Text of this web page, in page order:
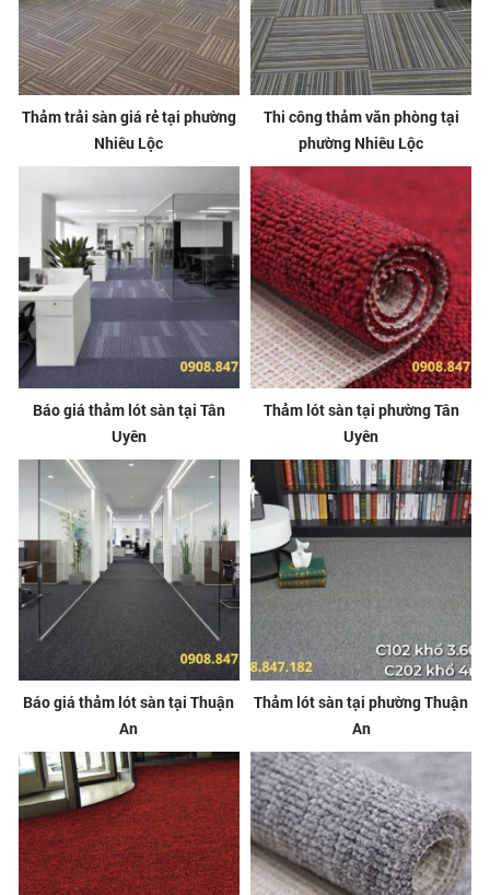
Thảm trải sàn giá rẻ tại phường
Nhiêu Lộc
Thi công thảm văn phòng tại
phường Nhiêu Lộc
Báo giá thảm lót sàn tại Tân
Uyên
Thảm lót sàn tại phường Tân
Uyên
Báo giá thảm lót sàn tại Thuận
An
Thảm lót sàn tại phường Thuận
An